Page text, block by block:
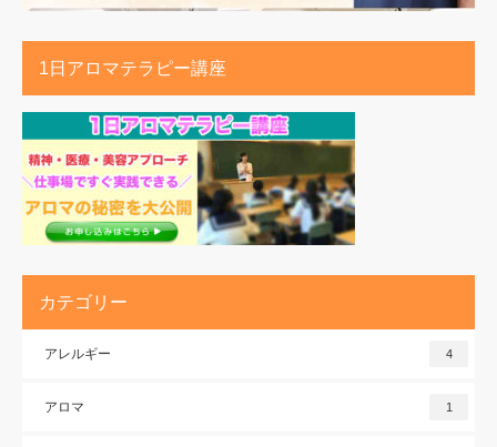
1日アロマテラピー講座
カテゴリー
アレルギー 4
アロマ 1